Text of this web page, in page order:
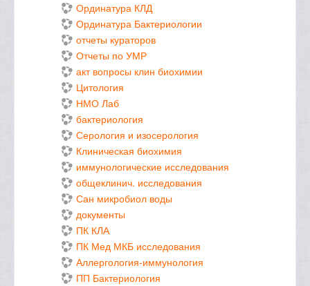
Ординатура КЛД
Ординатура Бактериологии
отчеты кураторов
Отчеты по УМР
акт вопросы клин биохимии
Цитология
НМО Лаб
бактериология
Серология и изосерология
Клиническая биохимия
иммунологические исследования
общеклинич. исследования
Сан микробиол воды
документы
ПК КЛА
ПК Мед МКБ исследования
Аллергология-иммунология
ПП Бактериология